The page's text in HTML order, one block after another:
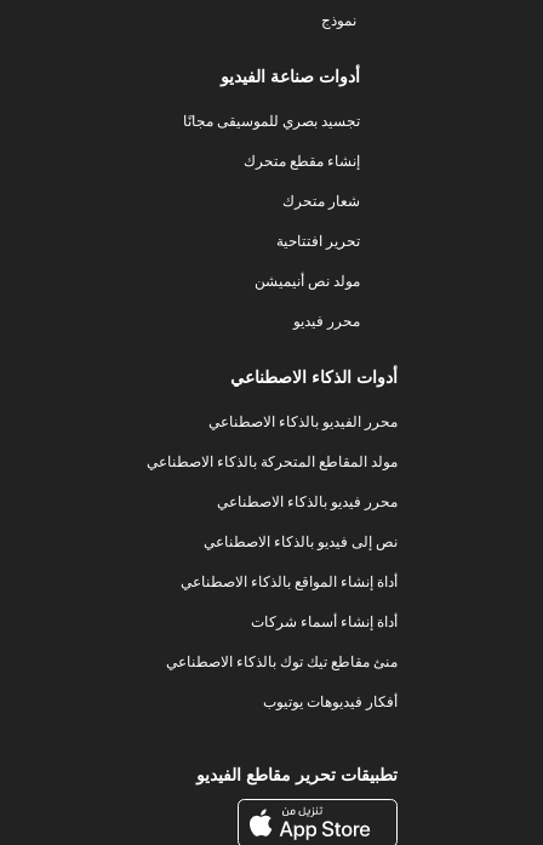
نموذج
أدوات صناعة الفيديو
تجسيد بصري للموسيقى مجانًا
إنشاء مقطع متحرك
شعار متحرك
تحرير افتتاحية
مولد نص أنيميشن
محرر فيديو
أدوات الذكاء الاصطناعي
محرر الفيديو بالذكاء الاصطناعي
مولد المقاطع المتحركة بالذكاء الاصطناعي
محرر فيديو بالذكاء الاصطناعي
نص إلى فيديو بالذكاء الاصطناعي
أداة إنشاء المواقع بالذكاء الاصطناعي
أداة إنشاء أسماء شركات
منئ مقاطع تيك توك بالذكاء الاصطناعي
أفكار فيديوهات يوتيوب
تطبيقات تحرير مقاطع الفيديو